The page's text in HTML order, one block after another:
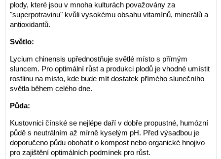
plody, které jsou v mnoha kulturách považovány za
"superpotravinu" kvůli vysokému obsahu vitamínů, minerálů a
antioxidantů.
Světlo:
Lycium chinensis upřednostňuje světlé místo s přímým
sluncem. Pro optimální růst a produkci plodů je vhodné umístit
rostlinu na místo, kde bude mít dostatek přímého slunečního
světla během celého dne.
Půda:
Kustovnici čínské se nejlépe daří v dobře propustné, humózní
půdě s neutrálním až mírně kyselým pH. Před výsadbou je
doporučeno půdu obohatit o kompost nebo organické hnojivo
pro zajištění optimálních podmínek pro růst.